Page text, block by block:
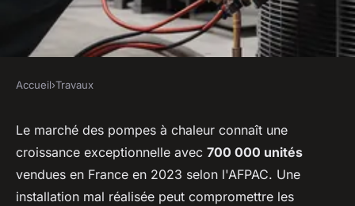
Trouver un installateur de
pompe à chaleur dans le val-
d'oise
Accueil›Travaux
Le marché des pompes à chaleur connaît une
croissance exceptionnelle avec 700 000 unités
vendues en France en 2023 selon l'AFPAC. Une
installation mal réalisée peut compromettre les